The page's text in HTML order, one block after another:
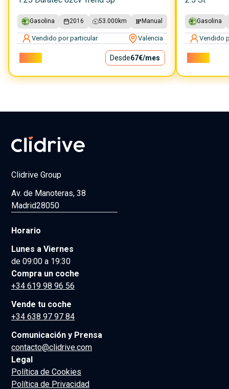
Gasolina 2016 53.000 km Manual
Vendido por particular Valencia
Desde67€/mes
Gasolina
Vendido
Clidrive Group
Av. de Manoteras, 38
Madrid28050
Horario
Lunes a Viernes
de 09:00 a 19:30
Compra un coche
+34 619 98 96 56
Vende tu coche
+34 638 97 97 84
Comunicación y Prensa
contacto@clidrive.com
Legal
Política de Cookies
Política de Privacidad